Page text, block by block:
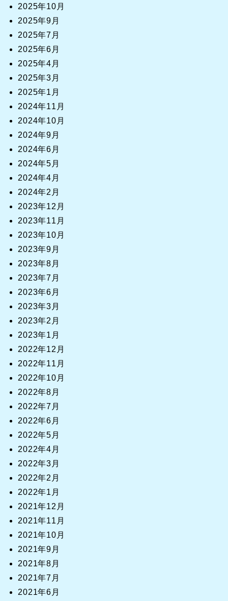
2025年10月
2025年9月
2025年7月
2025年6月
2025年4月
2025年3月
2025年1月
2024年11月
2024年10月
2024年9月
2024年6月
2024年5月
2024年4月
2024年2月
2023年12月
2023年11月
2023年10月
2023年9月
2023年8月
2023年7月
2023年6月
2023年3月
2023年2月
2023年1月
2022年12月
2022年11月
2022年10月
2022年8月
2022年7月
2022年6月
2022年5月
2022年4月
2022年3月
2022年2月
2022年1月
2021年12月
2021年11月
2021年10月
2021年9月
2021年8月
2021年7月
2021年6月